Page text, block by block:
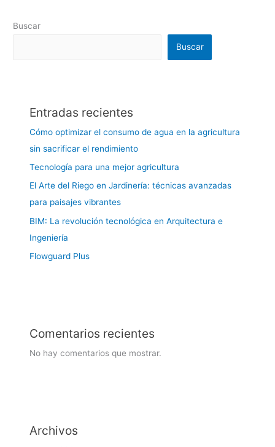
Buscar
Buscar
Entradas recientes
Cómo optimizar el consumo de agua en la agricultura
sin sacrificar el rendimiento
Tecnología para una mejor agricultura
El Arte del Riego en Jardinería: técnicas avanzadas
para paisajes vibrantes
BIM: La revolución tecnológica en Arquitectura e
Ingeniería
Flowguard Plus
Comentarios recientes
No hay comentarios que mostrar.
Archivos